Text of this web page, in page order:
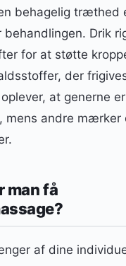
behagelig træthed
Drik
for at støtte
der
at generne
mens andre mærker
man få
af dine